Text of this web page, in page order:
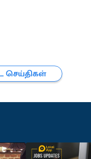
செய்திகள்